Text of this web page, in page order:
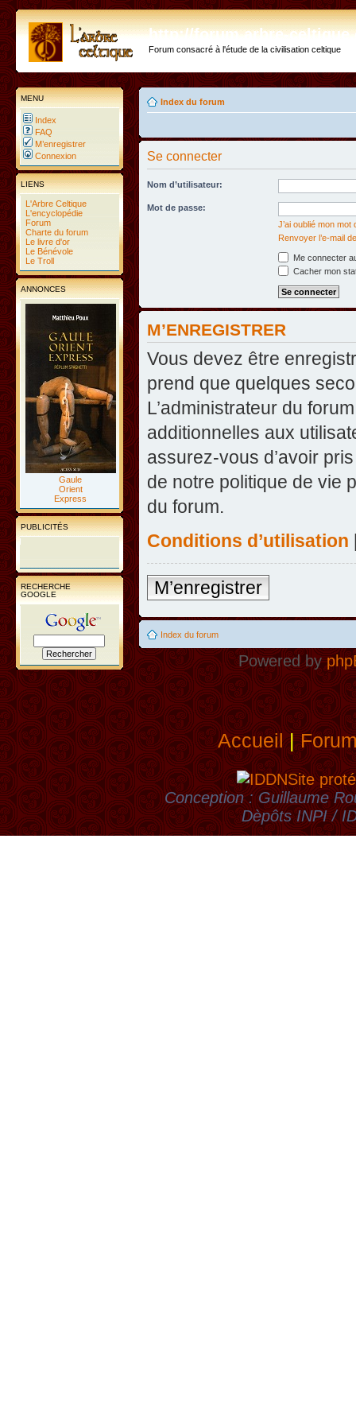
http://forum.arbre-
Forum consacré à l'étude de la civilisation celtique
MENU
Index
FAQ
M’enregistrer
Connexion
LIENS
L'Arbre Celtique
L'encyclopédie
Forum
Charte du forum
Le livre d'or
Le Bénévole
Le Troll
ANNONCES
Gaule
Orient
Express
PUBLICITÉS
RECHERCHE
GOOGLE
Index du forum
Se connecter
Nom d’utilisateur:
Mot de passe:
J’ai oublié mon mot
Renvoyer l’e-mail
Me connecter
Cacher mon
M’ENREGISTRER
Vous devez être
prend que quelques
L’administrateur du
additionnelles aux
assurez-vous d’avoir
de notre politique de vie
du forum.
Conditions d’utilisation
M’enregistrer
Index du forum
Powered by
Accueil|
Site
Conception : Guillaume
Dèpôts INPI /